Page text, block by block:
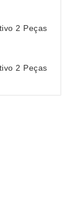
2 Peças
2 Peças